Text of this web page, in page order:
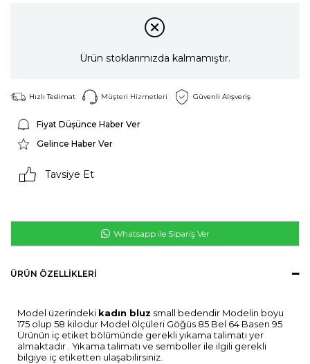
Ürün stoklarımızda kalmamıştır.
Hızlı Teslimat Müşteri Hizmetleri Güvenli Alışveriş
Fiyat Düşünce Haber Ver
Gelince Haber Ver
Tavsiye Et
Whatsapp ile Sipariş Ver
ÜRÜN ÖZELLIKLERI
Model üzerindeki kadın bluz small bedendir Modelin boyu
175 olup 58 kilodur Model ölçüleri Göğüs 85 Bel 64 Basen 95
Ürünün iç etiket bölümünde gerekli yıkama talimatı yer
almaktadır . Yıkama talimatı ve semboller ile ilgili gerekli
bilgiye iç etiketten ulaşabilirsiniz.